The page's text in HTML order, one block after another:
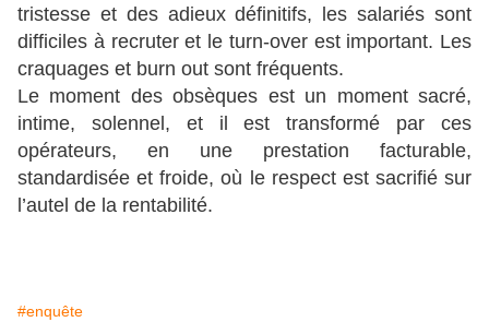
tristesse et des adieux définitifs, les salariés sont
difficiles à recruter et le turn-over est important. Les
craquages et burn out sont fréquents.
Le moment des obsèques est un moment sacré,
intime, solennel, et il est transformé par ces
opérateurs, en une prestation facturable,
standardisée et froide, où le respect est sacrifié sur
l’autel de la rentabilité.
#enquête